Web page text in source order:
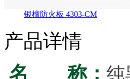
银檀防火板 4303-CM
产品详情
名 称： 纯